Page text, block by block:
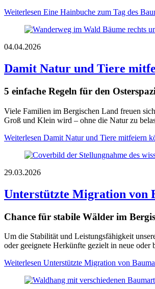
Weiterlesen Eine Hainbuche zum Tag des
04.04.2026
Damit Natur und Tiere
5 einfache Regeln für den
Viele Familien im Bergischen Land freuen
Groß und Klein wird – ohne die Natur zu
Weiterlesen Damit Natur und Tiere mitfeiern
29.03.2026
Unterstützte Migration von
Chance für stabile Wälder im
Um die Stabilität und Leistungsfähigkeit
oder geeignete Herkünfte gezielt in neue oder
Weiterlesen Unterstützte Migration von